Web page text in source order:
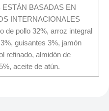
BASADAS EN
INTERNACIONALES
de pollo 32%, arroz integral
guisantes 3%, jamón
refinado, almidón de
aceite de atún.